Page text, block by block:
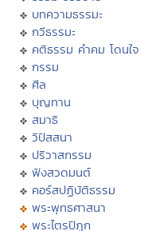
บทความธรรมะ
กวีธรรมะ
คติธรรม คำคม โดนใจ
กรรม
ศีล
บุญทาน
สมาธิ
วิปัสสนา
ปริวาสกรรม
ฟังสวดมนต์
คอร์สปฏิบัติธรรม
พระพุทธศาสนา
พระไตรปิฏก